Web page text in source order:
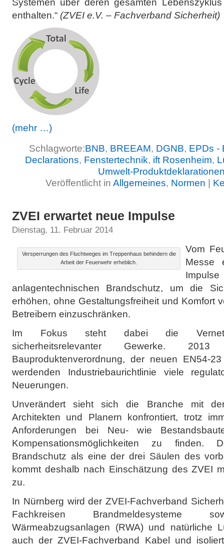
enthalten.“ (ZVEI e.V. – Fachverband Sicherheit)
(mehr …)
Schlagworte:BNB, BREEAM, DGNB, EPDs -
Declarations, Fenstertechnik, ift Rosenheim,
Umwelt-
Veröffentlicht in Allgemeines, Normen |
ZVEI erwartet neue Impulse
Dienstag, 11. Februar 2014
Versperrungen des Fluchtweges im Treppenhaus behindern die
Arbeit der Feuerwehr erheblich.
Vom
Messe
anlagentechnischen Brandschutz, um die
erhöhen, ohne Gestaltungsfreiheit und Komfort
Betreibern einzuschränken.
Im Fokus steht dabei die
sicherheitsrelevanter Gewerke.
Bauproduktenverordnung, der neuen EN54-
werdenden Industriebaurichtlinie viele
Neuerungen.
Unverändert sieht sich die Branche mit
Architekten und Planern konfrontiert, trotz
Anforderungen bei Neu- wie
Kompensationsmöglichkeiten zu finden.
Brandschutz als eine der drei Säulen des
kommt deshalb nach Einschätzung des ZVEI
zu.
In Nürnberg wird der ZVEI-Fachverband
Fachkreisen
Wärmeabzugsanlagen (RWA) und natürliche
auch der ZVEI-Fachverband Kabel und